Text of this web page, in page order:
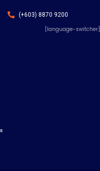
(+603) 8870 9200
[language-switcher]